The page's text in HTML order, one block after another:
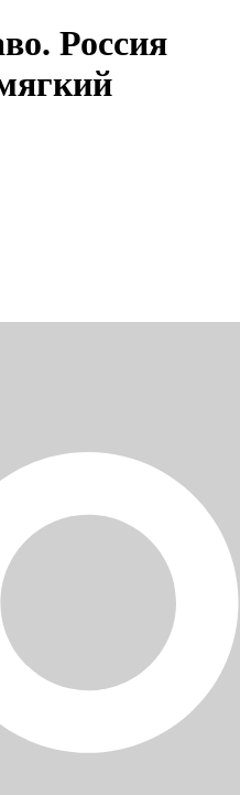
Россия